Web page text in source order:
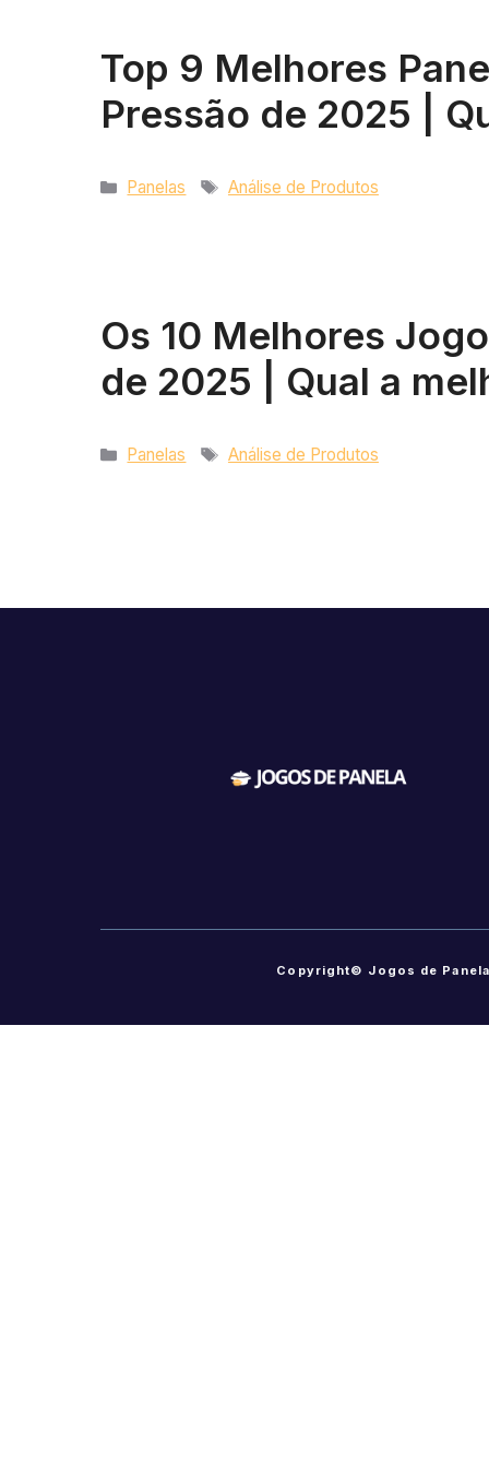
Top 9 Melhores
Pressão de 2025 |
Categorias
Panelas Tags
Análise de Produtos
Os 10 Melhores
de 2025 | Qual a
Categorias
Panelas Tags
Análise de Produtos
Copyright© Jogos de